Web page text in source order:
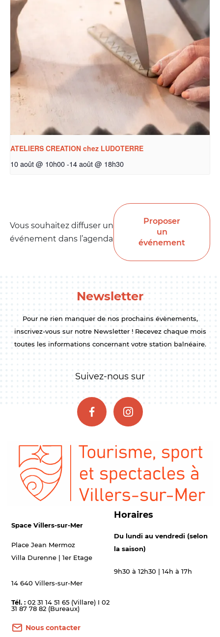
ATELIERS CREATION chez LUDOTERRE
10 août @ 10h00-14 août @ 18h30
Vous souhaitez diffuser un
événement dans l’agenda
Proposer
un
événement
Newsletter
Pour ne rien manquer de nos prochains évènements,
inscrivez-vous sur notre Newsletter ! Recevez chaque mois
toutes les informations concernant votre station balnéaire.
Suivez-nous sur
Space Villers-sur-Mer
Place Jean Mermoz
Villa Durenne | 1er Etage
14 640 Villers-sur-Mer
Tél. : 02 31 14 51 65 (Villare) I 02
31 87 78 82 (Bureaux)
Nous contacter
Horaires
Du lundi au vendredi (selon
la saison)
9h30 à 12h30 | 14h à 17h